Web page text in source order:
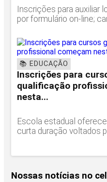
Inscrições para auxiliar
por formulário on-line;
📚 EDUCAÇÃO
Inscrições para
qualificação
nesta...
Escola estadual
curta duração voltados
Nossas notícias no